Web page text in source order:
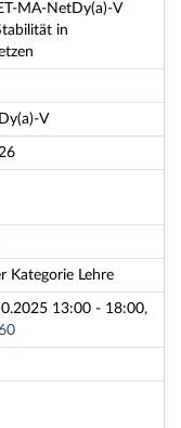
MA-NetDy(a)-V
in
V
Kategorie Lehre
13:00 - 18:00,